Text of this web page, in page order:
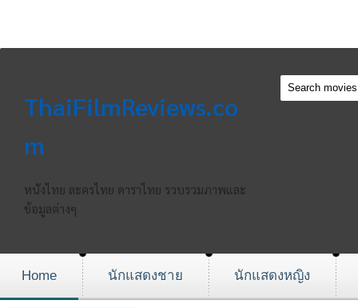
ThaiFilmReviews.co
m
หนังไทย ละครไทย ดาราไทย รวบรวมภาพและ
ข้อมูลต่างๆ
Home นักแสดงชาย นักแสดงหญิง